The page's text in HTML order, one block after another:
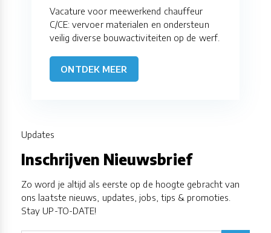
Vacature voor meewerkend chauffeur
C/CE: vervoer materialen en ondersteun
veilig diverse bouwactiviteiten op de werf.
ONTDEK MEER
Updates
Inschrijven Nieuwsbrief
Zo word je altijd als eerste op de hoogte gebracht van
ons laatste nieuws, updates, jobs, tips & promoties.
Stay UP-TO-DATE!